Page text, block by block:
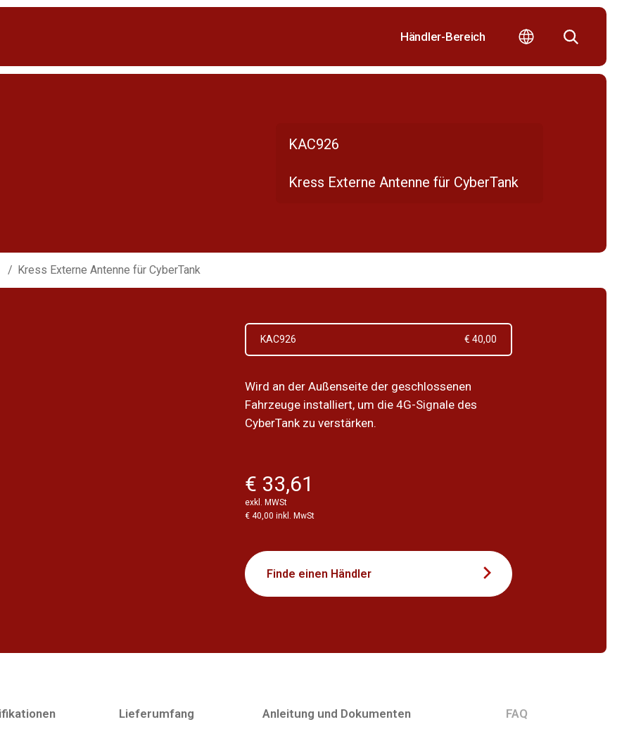
Händler-Bereich
KAC926
Kress Externe Antenne für CyberTank
Kress Externe Antenne für CyberTank
KAC926 € 40,00
Wird an der Außenseite der geschlossenen
Fahrzeuge installiert, um die 4G-Signale des
CyberTank zu verstärken.
€ 33,61
exkl. MWSt
€ 40,00 inkl. MwSt
Finde einen Händler
Lieferumfang Anleitung und Dokumenten FAQ